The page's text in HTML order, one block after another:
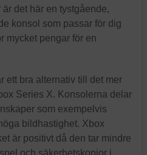
det här en tystgående,
konsol som passar för dig
mycket pengar för en
ett bra alternativ till det mer
Series X. Konsolerna delar
som exempelvis
bildhastighet. Xbox
är positivt då den tar mindre
och säkerhetskopior i